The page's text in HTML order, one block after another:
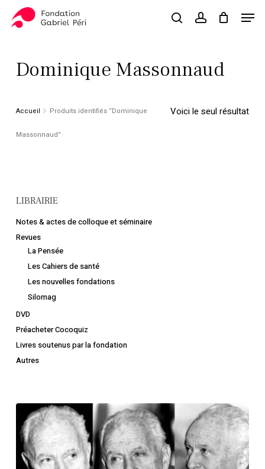
searchaccount
Panier Close
Dominique Massonnaud
Voici le seul résultat
Accueil Produits identifiés “Dominique
Massonnaud”
LIBRAIRIE
Notes & actes de colloque et séminaire
Revues
La Pensée
Les Cahiers de santé
Les nouvelles fondations
Silomag
DVD
Préacheter Cocoquiz
Livres soutenus par la fondation
Autres